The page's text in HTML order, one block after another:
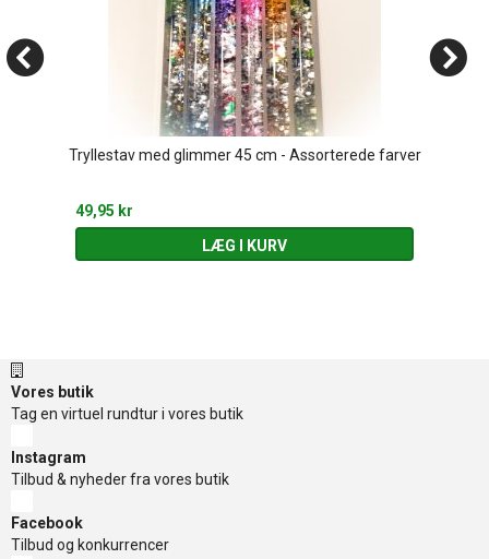
Tryllestav med glimmer 45 cm - Assorterede farver
49,95 kr
LÆG I KURV
Vores butik
Tag en virtuel rundtur i vores butik
Instagram
Tilbud & nyheder fra vores butik
Facebook
Tilbud og konkurrencer